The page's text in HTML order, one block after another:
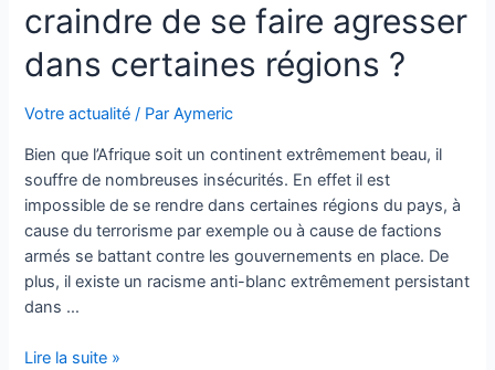
craindre de se faire agresser
dans certaines régions ?
Votre actualité / ParAymeric
Bien que l’Afrique soit un continent extrêmement beau, il
souffre de nombreuses insécurités. En effet il est
impossible de se rendre dans certaines régions du pays, à
cause du terrorisme par exemple ou à cause de factions
armés se battant contre les gouvernements en place. De
plus, il existe un racisme anti-blanc extrêmement persistant
dans …
Voyages
Lire la suite »